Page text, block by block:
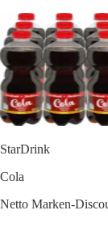
StarDrink
Cola
Netto Marken-